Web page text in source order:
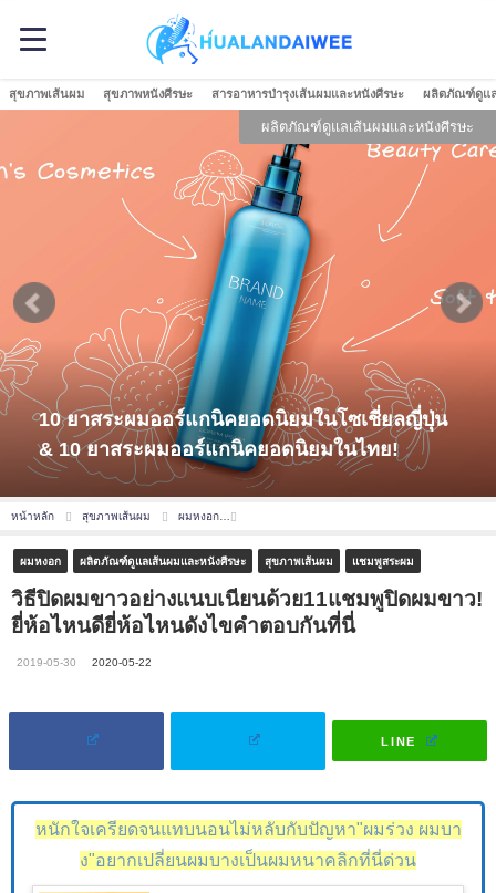
สุขภาพเส้นผม สุขภาพหนังศีรษะ สารอาหารบำรุงเส้นผมและหนังศีรษะ ผลิตภัณฑ์ดูแล
ผลิตภัณฑ์ดูแลเส้นผมและหนังศีรษะ
10 ยาสระผมออร์แกนิคยอดนิยมในโซเชี่ยลญี่ปุ่น
& 10 ยาสระผมออร์แกนิคยอดนิยมในไทย!
หน้าหลัก สุขภาพเส้นผม ผมหงอก
ผมหงอก ผลิตภัณฑ์ดูแลเส้นผมและหนังศีรษะ สุขภาพเส้นผม แชมพูสระผม
วิธีปิดผมขาวอย่างแนบเนียนด้วย11แชมพูปิดผมขาว!
ยี่ห้อไหนดียี่ห้อไหนดังไขคำตอบกันที่นี่
2019-05-30 2020-05-22
LINE
หนักใจเครียดจนแทบนอนไม่หลับกับปัญหา"ผมร่วง ผมบา
ง"อยากเปลี่ยนผมบางเป็นผมหนาคลิกที่นี่ด่วน